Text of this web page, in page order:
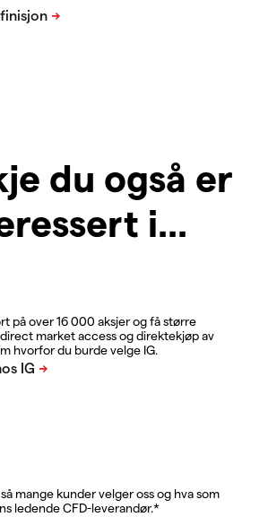
du også er
i...
på over 16 000 aksjer og få større
market access og direktekjøp av
hvorfor du burde velge IG.
mange kunder velger oss og hva som
ledende CFD-leverandør.*